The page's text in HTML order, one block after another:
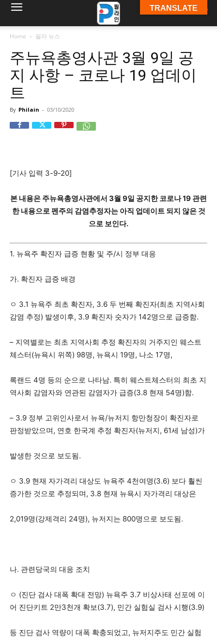
Home 필라 뉴스
주뉴욕총영사관 3월 9일 공
지 사항 – 코로나 19 업데이
트
By Philain - 03/10/2020
[기사 입력 3-9-20]
본 내용은 주뉴욕총영사관에서 3월 9일 공지한 코로나 19 관련
한 내용으로 펜주의 감염추정자는 아직 업데이트 되지 않은 것
으로 보인다.
1. 뉴욕주 확진자 급증 현황 및 주/시 정부 대응
가. 확진자 급증 배경
ㅇ 3.1 뉴욕주 최초 확진자, 3.6 두 번째 확진자(최초 지역사회
감염 추정) 발생이후, 3.9 확진자 숫자가 142명으로 급증함.
– 지역별로는 최초 지역사회 추정 확진자의 거주지인 웨스트
체스터(뉴욕시 위쪽) 98명, 뉴욕시 19명, 나소 17명,
록랜드 4명 등의 순으로 나타남. 특히 웨스트체스터의 최초 지
역사회 감염자와 연관된 감염자가 급증(3.8 현재 54명)함.
– 3.9 정부 고위인사로서 뉴욕/뉴저지 항만청장이 확진자로
판정받았으며, 연호 한국계 추정 확진자(뉴저지, 61세 남성)가
발생한 것으로 보도됨.
ㅇ 3.9 현재 자가격리 대상도 뉴욕주 4천여명(3.6) 보다 훨씬
증가한 것으로 추정되며, 3.8 현재 뉴욕시 자가격리 대상은
2,019명(강제격리 24명), 뉴저지는 800명으로 보도됨.
나. 관련당국의 대응 조치
ㅇ (진단 검사 대폭 확대 전망) 뉴욕주 3.7 비상사태 선포에 이
어 진단키트 2만3천개 확보(3.7), 민간 실험실 검사 시행(3.9)
등 진단 검사 역량이 대폭 확충되었고, 뉴저지주도 민간 실험
TRANSLATE